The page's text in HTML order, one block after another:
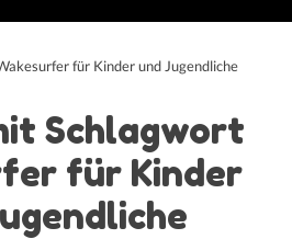
für Kinder und Jugendliche
Schlagwort
für Kinder